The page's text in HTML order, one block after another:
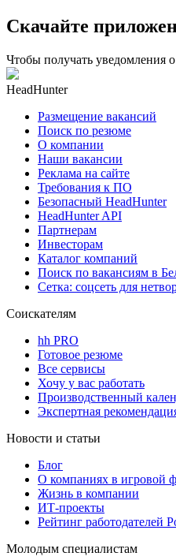
Скачайте
Чтобы получать уведомления
HeadHunter
Размещение вакансий
Поиск по резюме
О компании
Наши вакансии
Реклама на сайте
Требования к ПО
Безопасный HeadHunter
HeadHunter API
Партнерам
Инвесторам
Каталог компаний
Поиск по вакансиям в
Сетка: соцсеть для
Соискателям
hh PRO
Готовое резюме
Все сервисы
Хочу у вас работать
Производственный
Экспертная
Новости и статьи
Блог
О компаниях в игровой
Жизнь в компании
ИТ-проекты
Рейтинг работодателей
Молодым специалистам